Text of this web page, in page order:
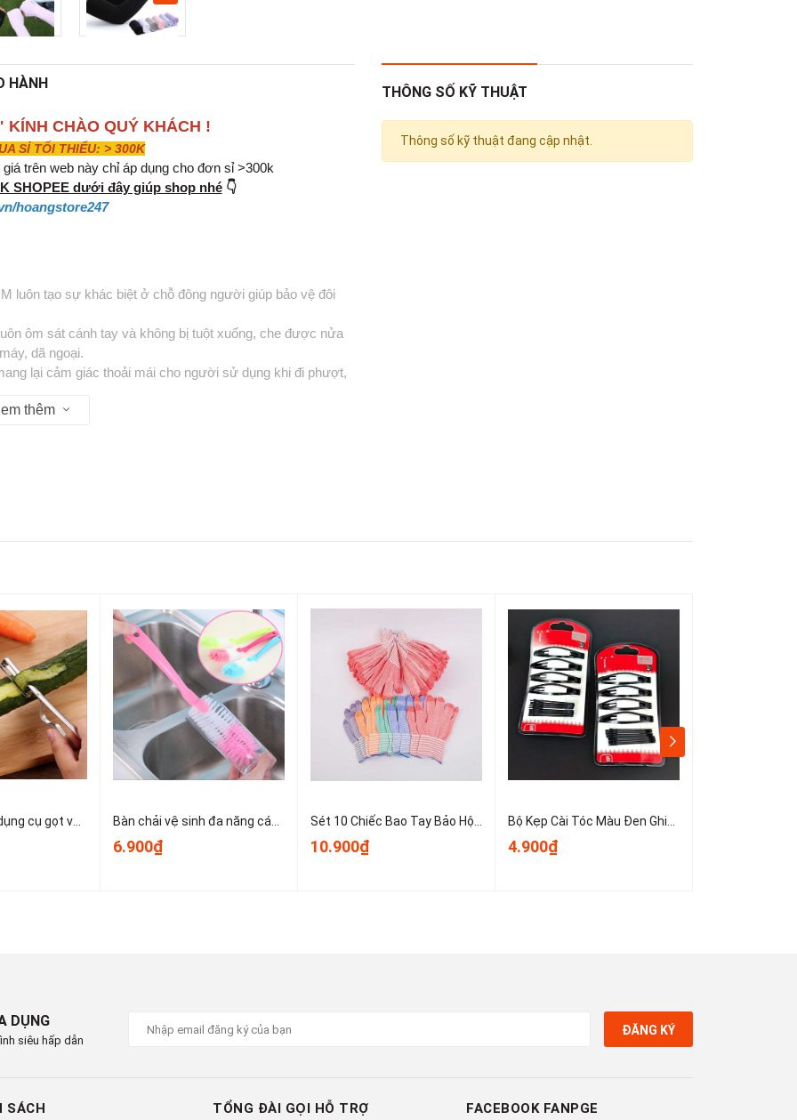
HÀNH
KÍNH CHÀO QUÝ KHÁCH !
SỈ TỐI THIỂU: > 300K
trên web này chỉ áp dụng cho đơn sỉ >300k
SHOPEE dưới đây giúp shop nhé👇
hoangstore247
luôn tạo sự khác biệt ở chỗ đông người giúp bảo vệ đôi
ôm sát cánh tay và không bị tuột xuống, che được nửa
dã ngoại.
lại cảm giác thoải mái cho người sử dụng khi đi phượt,
không bị tuột khi mang.
13:30 - 17:30
Chí Minh
#gangtaychongnangnu
#gangtaychongnangkhongxongon
thêm
THÔNG SỐ KỸ THUẬT
Thông số kỹ thuật đang cập nhật.
Dao bào thép, dụng cụ gọt vỏ kim loại, dụng cụ gọt vỏ trái cây và rau củ nhỏ gọn dễ sử dụng T1243 Bàn chải vệ sinh đa năng cán dài dùng để vệ sinh nồi, cốc, tách trà, bình giữ nhiệt, bình sữa trẻ em A1934
6.900₫
Sét 10 Chiếc Bao Tay Bảo Hộ Lao Động ,Găng tay đan sọc nhiều màu, găng tay làm việc, găng tay len A0331
10.900₫
Bộ Kẹp Cài Tóc Màu Đen Ghim Bên Gọn Gàng, Kẹp Tóc Nữ Kẹp Mini Cố Định Tóc Không Trơn Trượt T1123
4.900₫
DỤNG
siêu hấp dẫn
ĐĂNG KÝ
SÁCH TỔNG ĐÀI GỌI HỖ TRỢ FACEBOOK FANPGE